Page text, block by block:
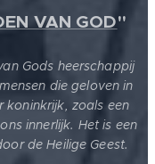
VAN GOD"
Gods heerschappij
die geloven in
koninkrijk, zoals een
innerlijk. Het is een
de Heilige Geest.